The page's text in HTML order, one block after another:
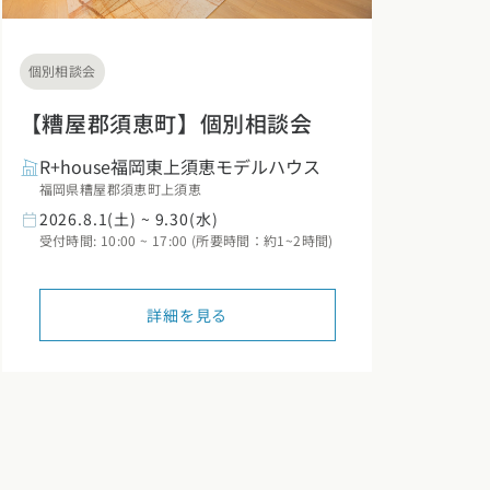
個別相談会
【糟屋郡須恵町】個別相談会
R+house福岡東上須恵モデルハウス
福岡県糟屋郡須恵町上須恵
2026.8.1(土) ~ 9.30(水)
受付時間: 10:00 ~ 17:00 (所要時間：約1~2時間)
詳細を見る